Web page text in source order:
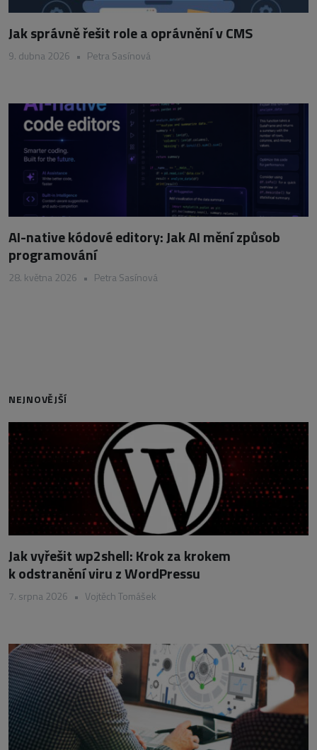
Jak správně řešit role a oprávnění v CMS
9. dubna 2026 • Petra Sasínová
AI-native kódové editory: Jak AI mění způsob
programování
28. května 2026 • Petra Sasínová
NEJNOVĚJŠÍ
Jak vyřešit wp2shell: Krok za krokem
k odstranění viru z WordPressu
7. srpna 2026 • Vojtěch Tomášek